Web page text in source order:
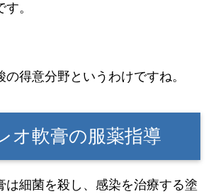
。
の得意分野というわけですね。
オ軟膏の服薬指導
は細菌を殺し、感染を治療する塗